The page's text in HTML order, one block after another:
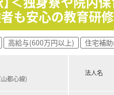
も安心の教育研修
高給与(600万円以上) 住宅補
都心線)
法人名